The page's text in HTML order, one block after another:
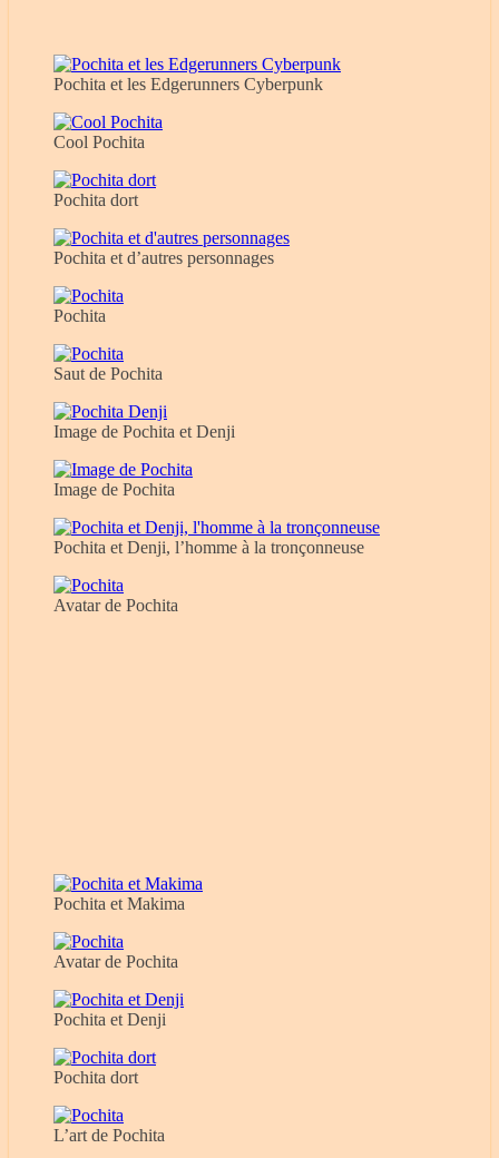
Pochita et les Edgerunners Cyberpunk
Cool Pochita
Pochita dort
Pochita et d’autres personnages
Pochita
Saut de Pochita
Image de Pochita et Denji
Image de Pochita
Pochita et Denji, l’homme à la tronçonneuse
Avatar de Pochita
Pochita et Makima
Avatar de Pochita
Pochita et Denji
Pochita dort
L’art de Pochita